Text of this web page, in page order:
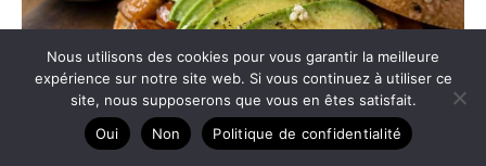
Nous utilisons des cookies pour vous garantir la meilleure
expérience sur notre site web. Si vous continuez à utiliser ce
site, nous supposerons que vous en êtes satisfait.
Oui
Non Politique de confidentialité